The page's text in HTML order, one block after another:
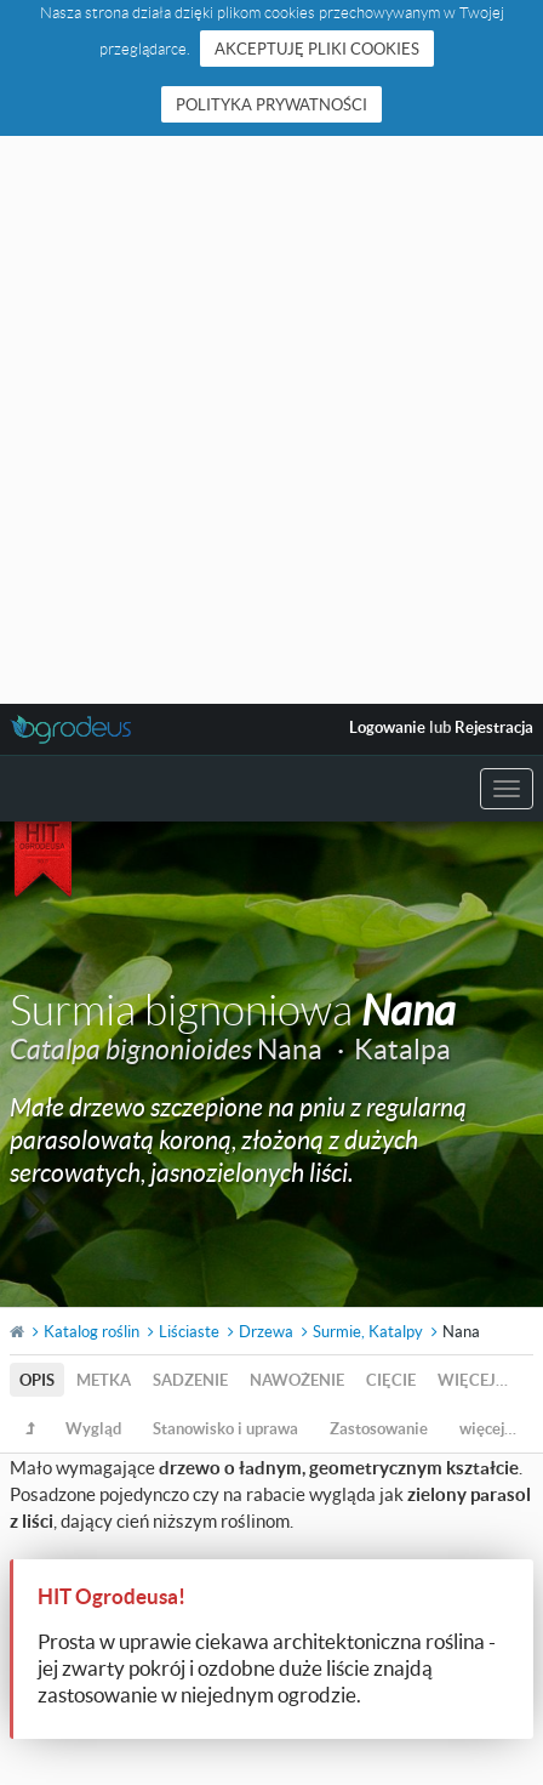
Nasza strona działa dzięki plikom cookies przechowywanym w Twojej
przeglądarce.
AKCEPTUJĘ PLIKI COOKIES
POLITYKA PRYWATNOŚCI
Logowanie lub Rejestracja
Surmia bignoniowaNana
Catalpa bignonioidesNana ·Katalpa
Małe drzewo szczepione na pniu z regularną
parasolowatą koroną, złożoną z dużych
sercowatych, jasnozielonych liści.
Katalog roślin Liściaste Drzewa Surmie, Katalpy Nana
OPIS METKA SADZENIE NAWOŻENIE CIĘCIE WIĘCEJ…
Wygląd Stanowisko i uprawa Zastosowanie więcej…
Mało wymagającedrzewo o ładnym, geometrycznym kształcie
Posadzone pojedynczo czy na rabacie wygląda jak zielony parasol
z liści , dający cień niższym roślinom.
HIT Ogrodeusa!
Prosta w uprawie ciekawa architektoniczna roślina -
jej zwarty pokrój i ozdobne duże liście znajdą
zastosowanie w niejednym ogrodzie.